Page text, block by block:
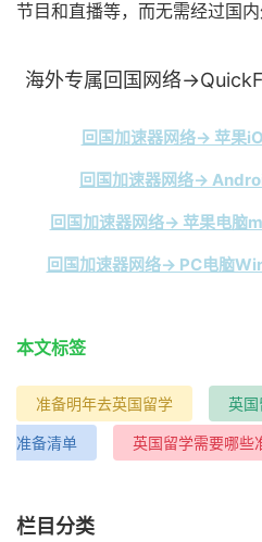
节目和直播等，而无需经过国内
海外专属回国网络
回国加速器网络→ 苹果
回国加速器网络→
回国加速器网络→ 苹果电脑
回国加速器网络→ PC电脑
本文标签
准备明年去英国留学 英国
准备清单 英国留学需要哪些
栏目分类